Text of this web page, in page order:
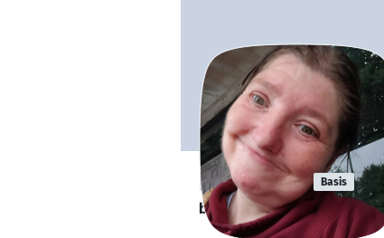
Laura Kul Basis
bildet sich zurzeit weiter. 🎓